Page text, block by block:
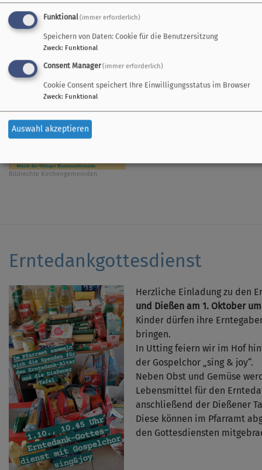
Festgottesdienst 100 Jahre
Bildrechte Kirchengemeinden
Herzlichen Glückwunsch
Erntedankgottesdienst
Herzliche Einladung zu den
und Dießen am 1. Oktober
Kinder dürfen ihre
bringen.
In Utting feiern wir im Hof
der Gospelchor „sing & joy“.
Neben Obst und Gemüse
Lebensmittel für den
anschließend der Dießener
Diese können im Pfarramt
den Gottesdiensten
Funktional(immer erforderlich)
Speichern von Daten: Cookie für die Benutzersitzung
Zweck: Funktional
Consent Manager(immer erforderlich)
Cookie Consent speichert Ihre Einwilligungsstatus im Browser
Zweck: Funktional
Auswahl akzeptieren